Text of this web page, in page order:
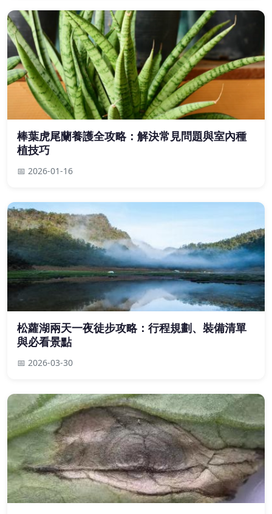
棒葉虎尾蘭養護全攻略：解決常見問題與室內種
植技巧
📅 2026-01-16
松蘿湖兩天一夜徒步攻略：行程規劃、裝備清單
與必看景點
📅 2026-03-30